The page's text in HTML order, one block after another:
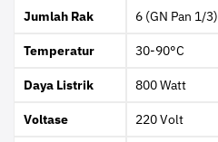
Jumlah Rak 6 (GN Pan 1/3)
Temperatur 30-90°C
Daya Listrik 800 Watt
Voltase 220 Volt